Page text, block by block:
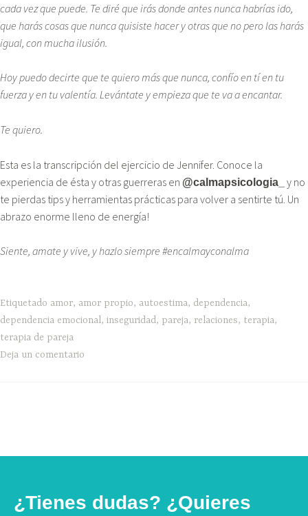
cada vez que puede. Te diré que irás donde antes nunca habrías ido,
que harás cosas que nunca quisiste hacer y otras que no pero las harás
igual, con mucha ilusión.
Hoy puedo decirte que te quiero más que nunca, confío en tí en tu
fuerza y en tu valentía. Levántate y empieza que te va a encantar.
Te quiero.
Esta es la transcripción del ejercicio de Jennifer. Conoce la
experiencia de ésta y otras guerreras en @calmapsicologia_
y no
te pierdas tips y herramientas prácticas para volver a sentirte tú. Un
abrazo enorme lleno de energía!
Siente, amate y vive, y hazlo siempre #encalmayconalma
Etiquetado amor, amor propio, autoestima, dependencia,
dependencia emocional, inseguridad, pareja, relaciones, terapia,
terapia de pareja
Deja un comentario
¿Tienes dudas? ¿Quieres